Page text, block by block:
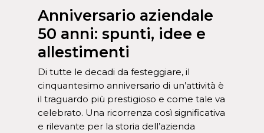
Anniversario aziendale
50 anni: spunti, idee e
allestimenti
Di tutte le decadi da festeggiare, il
cinquantesimo anniversario di un’attività è
il traguardo più prestigioso e come tale va
celebrato. Una ricorrenza così significativa
e rilevante per la storia dell’azienda